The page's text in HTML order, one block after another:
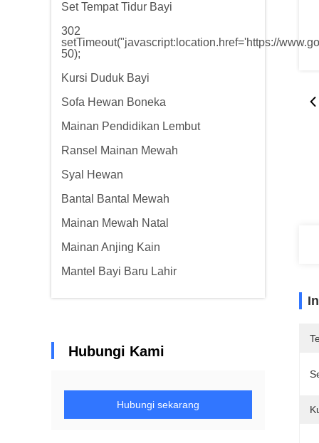
Set Tempat Tidur Bayi
302
setTimeout("javascript:location.href='https://
50);
Kursi Duduk Bayi
Sofa Hewan Boneka
Mainan Pendidikan Lembut
Ransel Mainan Mewah
Syal Hewan
Bantal Bantal Mewah
Mainan Mewah Natal
Mainan Anjing Kain
Mantel Bayi Baru Lahir
Hubungi Kami
Hubungi sekarang